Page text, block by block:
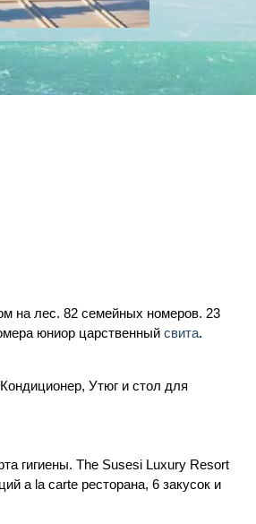
на лес. 82 семейных номеров. 23
юниор царственный свита.
Утюг и стол для
гигиены. The Susesi Luxury Resort
a la carte ресторана, 6 закусок и